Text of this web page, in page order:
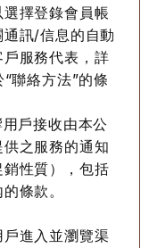
擇登錄會員帳
訊/信息的自動
服務代表，詳
聯絡方法”的條
戶接收由本公
之服務的通知
性質），包括
條款。
進入並瀏覽渠